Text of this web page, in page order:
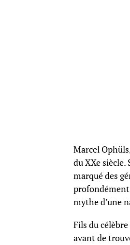
Marcel
du XXe
marqué des
profondément
mythe d’une
Fils du
avant de